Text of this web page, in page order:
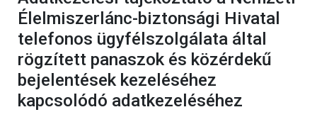
Élelmiszerlánc-biztonsági Hivatal
telefonos ügyfélszolgálata által
rögzített panaszok és közérdekű
bejelentések kezeléséhez
kapcsolódó adatkezeléséhez